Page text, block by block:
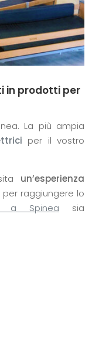
in prodotti per
La più ampia
per il vostro
un’esperienza
raggiungere lo
a Spinea sia